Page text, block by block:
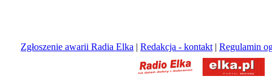
Zgłoszenie awarii Radia Elka | Redakcja - kontakt | Regulamin